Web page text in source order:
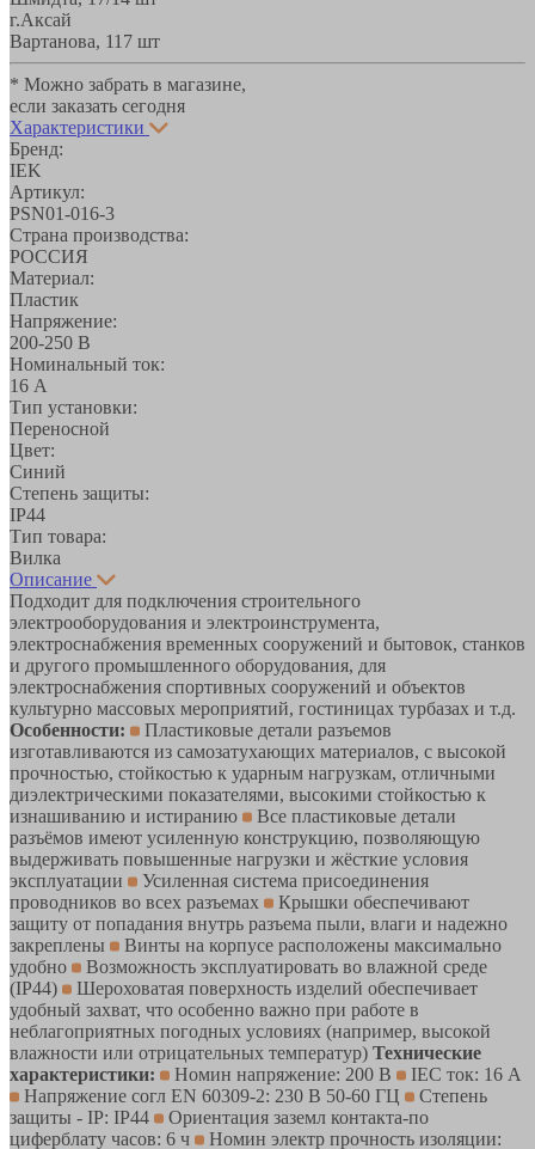
г.Аксай
Вартанова, 11 7 шт
* Можно забрать в магазине,
если заказать сегодня
Характеристики
Бренд:
IEK
Артикул:
PSN01-016-3
Страна производства:
РОССИЯ
Материал:
Пластик
Напряжение:
200-250 В
Номинальный ток:
16 А
Тип установки:
Переносной
Цвет:
Синий
Степень защиты:
IP44
Тип товара:
Вилка
Описание
Подходит для подключения строительного
электрооборудования и электроинструмента,
электроснабжения временных сооружений и бытовок, станков
и другого промышленного оборудования, для
электроснабжения спортивных сооружений и объектов
культурно массовых мероприятий, гостиницах турбазах и т.д.
Особенности:
Пластиковые детали разъемов
изготавливаются из самозатухающих материалов, с высокой
прочностью, стойкостью к ударным нагрузкам, отличными
диэлектрическими показателями, высокими стойкостью к
изнашиванию и истиранию
Все пластиковые детали
разъёмов имеют усиленную конструкцию, позволяющую
выдерживать повышенные нагрузки и жёсткие условия
эксплуатации
Усиленная система присоединения
проводников во всех разъемах
Крышки обеспечивают
защиту от попадания внутрь разъема пыли, влаги и надежно
закреплены
Винты на корпусе расположены максимально
удобно
Возможность эксплуатировать во влажной среде
(IP44)
Шероховатая поверхность изделий обеспечивает
удобный захват, что особенно важно при работе в
неблагоприятных погодных условиях (например, высокой
влажности или отрицательных температур) Технические
характеристики:
Номин напряжение: 200 В
IEC ток: 16 А
Напряжение согл EN 60309-2: 230 В 50-60 ГЦ
Степень
защиты - IP: IP44
Ориентация заземл контакта-по
циферблату часов: 6 ч
Номин электр прочность изоляции: